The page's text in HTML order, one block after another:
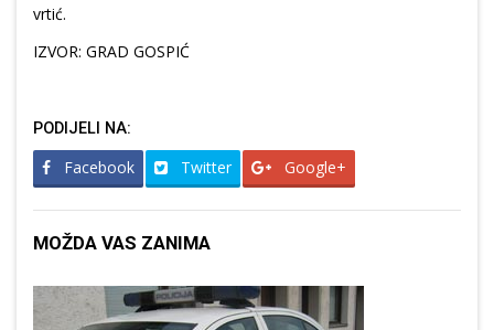
vrtić.
IZVOR: GRAD GOSPIĆ
PODIJELI NA:
Facebook Twitter Google+
MOŽDA VAS ZANIMA